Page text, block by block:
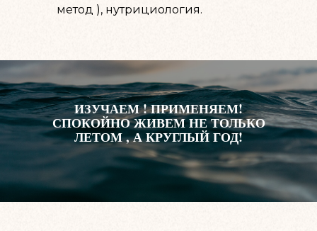
метод ), нутрициология.
ИЗУЧАЕМ ! ПРИМЕНЯЕМ!
СПОКОЙНО ЖИВЕМ НЕ ТОЛЬКО
ЛЕТОМ , А КРУГЛЫЙ ГОД!